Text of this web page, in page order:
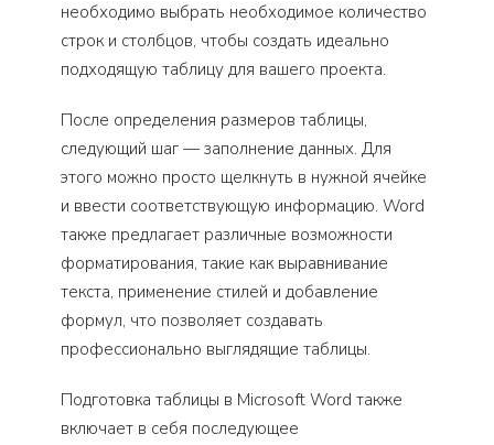
необходимо выбрать необходимое количество
строк и столбцов, чтобы создать идеально
подходящую таблицу для вашего проекта.
После определения размеров таблицы,
следующий шаг — заполнение данных. Для
этого можно просто щелкнуть в нужной ячейке
и ввести соответствующую информацию. Word
также предлагает различные возможности
форматирования, такие как выравнивание
текста, применение стилей и добавление
формул, что позволяет создавать
профессионально выглядящие таблицы.
Подготовка таблицы в Microsoft Word также
включает в себя последующее